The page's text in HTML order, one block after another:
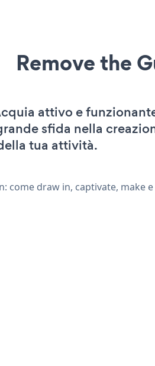
Remove the
attivo e
sfida nella
tua attività.
come draw in, captivate, make e